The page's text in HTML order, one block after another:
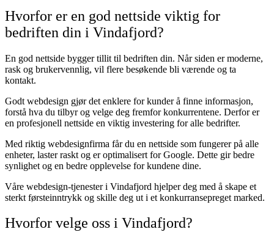
Hvorfor er en god nettside viktig for
bedriften din i Vindafjord?
En god nettside bygger tillit til bedriften din. Når siden er moderne,
rask og brukervennlig, vil flere besøkende bli værende og ta
kontakt.
Godt webdesign gjør det enklere for kunder å finne informasjon,
forstå hva du tilbyr og velge deg fremfor konkurrentene. Derfor er
en profesjonell nettside en viktig investering for alle bedrifter.
Med riktig webdesignfirma får du en nettside som fungerer på alle
enheter, laster raskt og er optimalisert for Google. Dette gir bedre
synlighet og en bedre opplevelse for kundene dine.
Våre webdesign-tjenester i Vindafjord hjelper deg med å skape et
sterkt førsteinntrykk og skille deg ut i et konkurransepreget marked.
Hvorfor velge oss i Vindafjord?